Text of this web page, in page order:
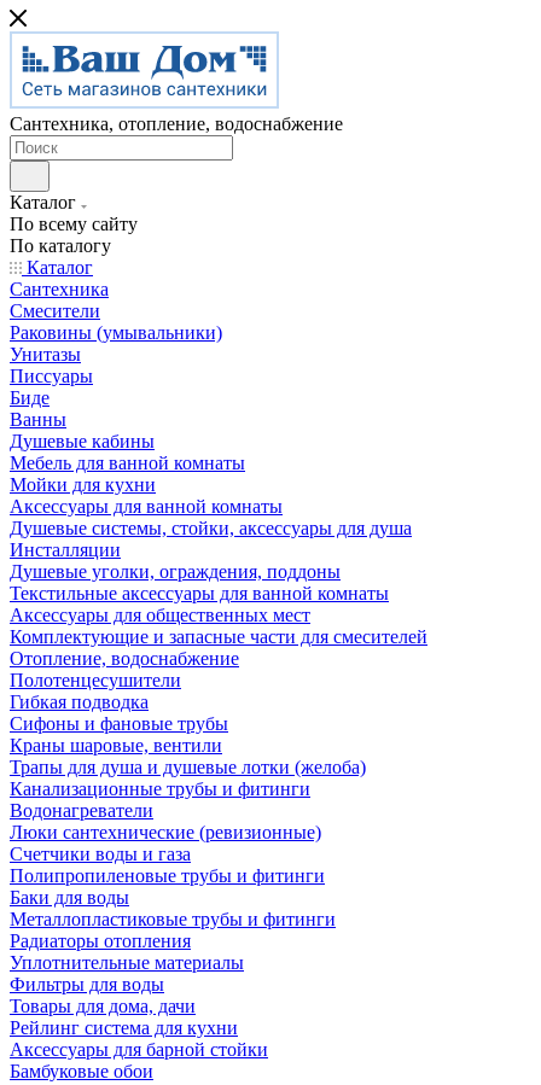
Сантехника, отопление, водоснабжение
Каталог
По всему сайту
По каталогу
Каталог
Сантехника
Смесители
Раковины (умывальники)
Унитазы
Писсуары
Биде
Ванны
Душевые кабины
Мебель для ванной комнаты
Мойки для кухни
Аксессуары для ванной комнаты
Душевые системы, стойки, аксессуары для душа
Инсталляции
Душевые уголки, ограждения, поддоны
Текстильные аксессуары для ванной комнаты
Аксессуары для общественных мест
Комплектующие и запасные части для смесителей
Отопление, водоснабжение
Полотенцесушители
Гибкая подводка
Сифоны и фановые трубы
Краны шаровые, вентили
Трапы для душа и душевые лотки (желоба)
Канализационные трубы и фитинги
Водонагреватели
Люки сантехнические (ревизионные)
Счетчики воды и газа
Полипропиленовые трубы и фитинги
Баки для воды
Металлопластиковые трубы и фитинги
Радиаторы отопления
Уплотнительные материалы
Фильтры для воды
Товары для дома, дачи
Рейлинг система для кухни
Аксессуары для барной стойки
Бамбуковые обои